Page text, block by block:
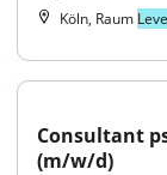
Köln, Raum
Consultant
(m/w/d)